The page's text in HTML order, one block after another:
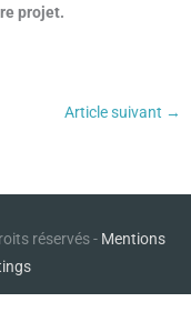
projet.
Article suivant →
réservés - Mentions